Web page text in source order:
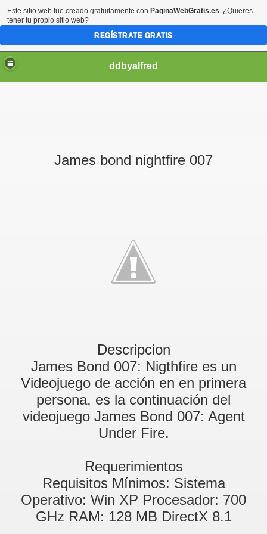
ddbyalfred
James bond nightfire 007
Descripcion
James Bond 007: Nigthfire es un
Videojuego de acción en en primera
persona, es la continuación del
videojuego James Bond 007: Agent
Under Fire.
Requerimientos
Requisitos Mínimos: Sistema
Operativo: Win XP Procesador: 700
GHz RAM: 128 MB DirectX 8.1
Este sitio web fue creado gratuitamente con PaginaWebGratis.es. ¿Quieres
tener tu propio sitio web?
REGÍSTRATE GRATIS